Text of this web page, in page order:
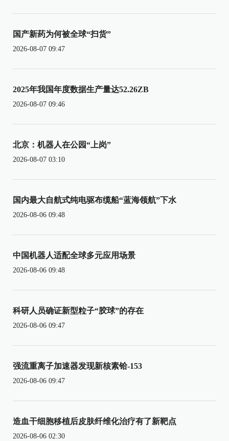
国产新药为何被全球“扫货”
2026-08-07 09:47
2025年我国年度数据生产量达52.26ZB
2026-08-07 09:46
北京：机器人在公园“上岗”
2026-08-07 03:10
国内最大自航式纯电驱布缆船“蓝海领航”下水
2026-08-06 09:48
中国机器人适配全球多元应用场景
2026-08-06 09:48
科研人员确证新型粒子“胶球”的存在
2026-08-06 09:47
强流重离子加速器发现新核素铪-153
2026-08-06 09:47
造血干细胞移植后皮肤纤维化治疗有了新靶点
2026-08-06 02:30